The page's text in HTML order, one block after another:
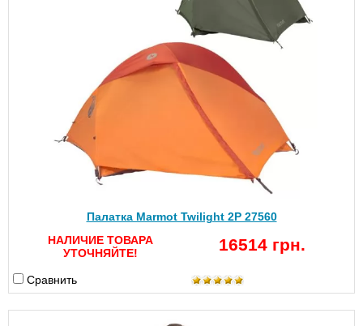
Палатка Marmot Twilight 2P 27560
НАЛИЧИЕ ТОВАРА
УТОЧНЯЙТЕ!
16514 грн.
Сравнить